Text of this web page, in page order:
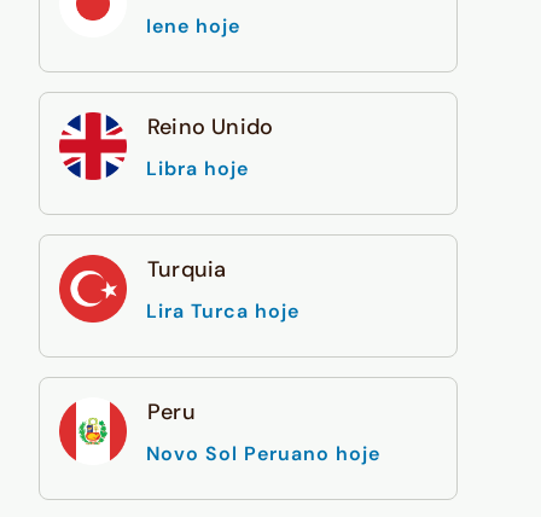
Iene hoje
Reino Unido
Libra hoje
Turquia
Lira Turca hoje
Peru
Novo Sol Peruano hoje